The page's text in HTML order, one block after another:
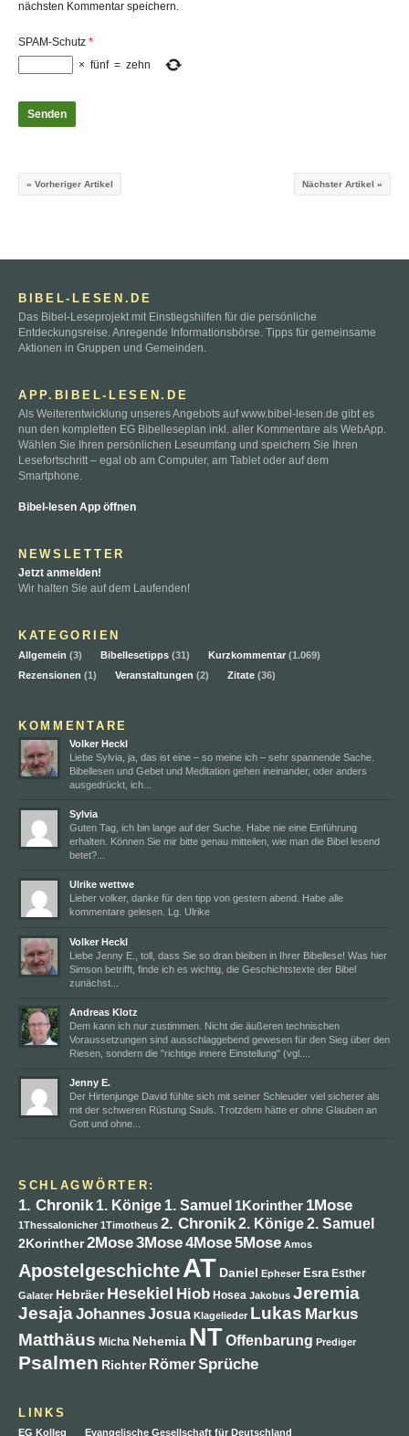
nächsten Kommentar speichern.
SPAM-Schutz *
× fünf = zehn
Nächster Artikel »
« Vorheriger Artikel
BIBEL-LESEN.DE
Das Bibel-Leseprojekt mit Einstiegshilfen für die persönliche
Entdeckungsreise. Anregende Informationsbörse. Tipps für gemeinsame
Aktionen in Gruppen und Gemeinden.
APP.BIBEL-LESEN.DE
Als Weiterentwicklung unseres Angebots auf www.bibel-lesen.de gibt es
nun den kompletten EG Bibelleseplan inkl. aller Kommentare als WebApp.
Wählen Sie Ihren persönlichen Leseumfang und speichern Sie Ihren
Lesefortschritt – egal ob am Computer, am Tablet oder auf dem
Smartphone.
Bibel-lesen App öffnen
NEWSLETTER
Jetzt anmelden!
Wir halten Sie auf dem Laufenden!
KATEGORIEN
Allgemein (3) Bibellesetipps (31) Kurzkommentar (1.069)
Rezensionen (1) Veranstaltungen (2) Zitate (36)
KOMMENTARE
Volker Heckl
Liebe Sylvia, ja, das ist eine – so meine ich – sehr spannende Sache.
Bibellesen und Gebet und Meditation gehen ineinander, oder anders
ausgedrückt, ich...
Sylvia
Guten Tag, ich bin lange auf der Suche. Habe nie eine Einführung
erhalten. Können Sie mir bitte genau mitteilen, wie man die Bibel lesend
betet?...
Ulrike wettwe
Lieber volker, danke für den tipp von gestern abend. Habe alle
kommentare gelesen. Lg. Ulrike
Volker Heckl
Liebe Jenny E., toll, dass Sie so dran bleiben in Ihrer Bibellese! Was hier
Simson betrifft, finde ich es wichtig, die Geschichtstexte der Bibel
zunächst...
Andreas Klotz
Dem kann ich nur zustimmen. Nicht die äußeren technischen
Voraussetzungen sind ausschlaggebend gewesen für den Sieg über den
Riesen, sondern die "richtige innere Einstellung" (vgl....
Jenny E.
Der Hirtenjunge David fühlte sich mit seiner Schleuder viel sicherer als
mit der schweren Rüstung Sauls. Trotzdem hätte er ohne Glauben an
Gott und ohne...
SCHLAGWÖRTER:
1. Chronik 1. Könige 1. Samuel 1Korinther 1Mose
1Thessalonicher 1Timotheus 2. Chronik2. Könige2. Samuel
2Korinther2Mose3Mose4Mose5Mose Amos
ApostelgeschichteAT Daniel Epheser Esra Esther
Galater Hebräer Hesekiel Hiob Hosea Jakobus Jeremia
JesajaJohannesJosua Klagelieder Lukas Markus
Matthäus Micha Nehemia NTOffenbarung Prediger
Psalmen Richter RömerSprüche
LINKS
EG Kolleg Evangelische Gesellschaft für Deutschland